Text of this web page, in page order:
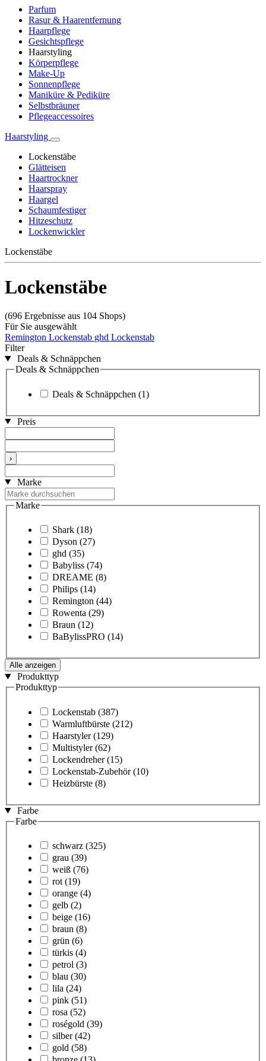
Parfum
Rasur & Haarentfernung
Haarpflege
Gesichtspflege
Haarstyling
Körperpflege
Make-Up
Sonnenpflege
Maniküre & Pediküre
Selbstbräuner
Pflegeaccessoires
Haarstyling
Lockenstäbe
Glätteisen
Haartrockner
Haarspray
Haargel
Schaumfestiger
Hitzeschutz
Lockenwickler
Lockenstäbe
Lockenstäbe
(696 Ergebnisse aus 104 Shops)
Für Sie ausgewählt
Remington Lockenstab ghd Lockenstab
Filter
Deals & Schnäppchen
Deals & Schnäppchen
Deals & Schnäppchen (1)
Preis
›
Marke
Marke
Shark (18)
Dyson (27)
ghd (35)
Babyliss (74)
DREAME (8)
Philips (14)
Remington (44)
Rowenta (29)
Braun (12)
BaBylissPRO (14)
Alle anzeigen
Produkttyp
Produkttyp
Lockenstab (387)
Warmluftbürste (212)
Haarstyler (129)
Multistyler (62)
Lockendreher (15)
Lockenstab-Zubehör (10)
Heizbürste (8)
Farbe
Farbe
schwarz (325)
grau (39)
weiß (76)
rot (19)
orange (4)
gelb (2)
beige (16)
braun (8)
grün (6)
türkis (4)
petrol (3)
blau (30)
lila (24)
pink (51)
rosa (52)
roségold (39)
silber (42)
gold (58)